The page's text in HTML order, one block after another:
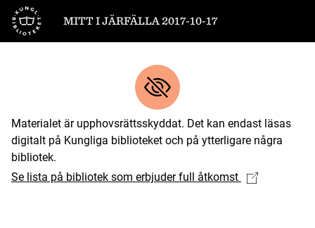
Till startsidan
MITT I JÄRFÄLLA 2017-10-17
Materialet är upphovsrättsskyddat. Det kan endast läsas
digitalt på Kungliga biblioteket och på ytterligare några
bibliotek.
Se lista på bibliotek som erbjuder full åtkomst